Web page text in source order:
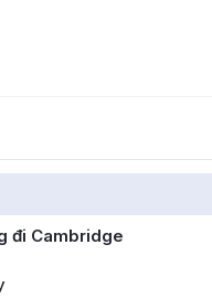
đi Cambridge